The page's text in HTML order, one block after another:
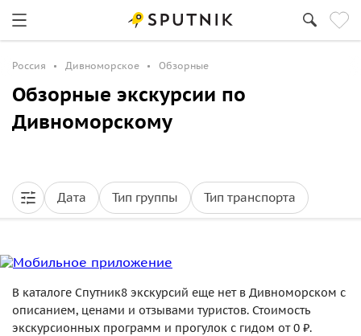
Россия Дивноморское Обзорные
Обзорные экскурсии по
Дивноморскому
Дата Тип группы Тип транспорта
В каталоге Спутник8 экскурсий еще нет в Дивноморском с
описанием, ценами и отзывами туристов. Стоимость
экскурсионных программ и прогулок с гидом от 0 ₽.